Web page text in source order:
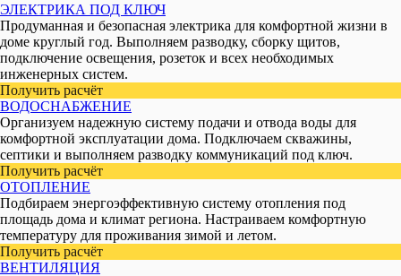
ЭЛЕКТРИКА ПОД КЛЮЧ
Продуманная и безопасная электрика для комфортной жизни в
доме круглый год. Выполняем разводку, сборку щитов,
подключение освещения, розеток и всех необходимых
инженерных систем.
Получить расчёт
ВОДОСНАБЖЕНИЕ
Организуем надежную систему подачи и отвода воды для
комфортной эксплуатации дома. Подключаем скважины,
септики и выполняем разводку коммуникаций под ключ.
Получить расчёт
ОТОПЛЕНИЕ
Подбираем энергоэффективную систему отопления под
площадь дома и климат региона. Настраиваем комфортную
температуру для проживания зимой и летом.
Получить расчёт
ВЕНТИЛЯЦИЯ